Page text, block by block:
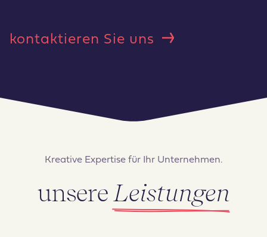
kontaktieren Sie uns
Kreative Expertise für Ihr Unternehmen.
unsere Leistungen